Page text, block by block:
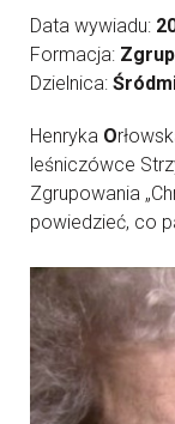
Data wywiadu:
Formacja:
Dzielnica:
Henryka O
leśniczówce
Zgrupowania
powiedzieć, co